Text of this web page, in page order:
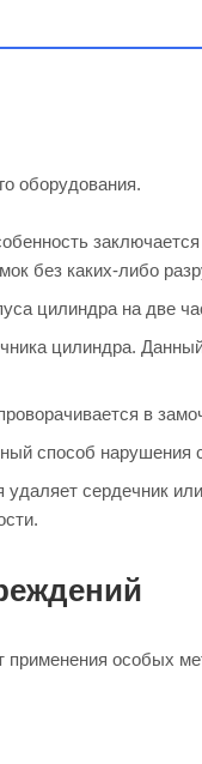
оборудования.
без каких-либо
цилиндра на две
цилиндра.
в
способ нарушения
сердечник
применения особых